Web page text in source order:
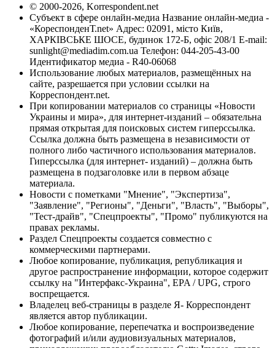
© 2000-2026, Korrespondent.net
Субъект в сфере онлайн-медиа Название онлайн-медиа -
«КореспонденТ.net» Адрес: 02091, місто Київ,
ХАРКІВСЬКЕ ШОСЕ, будинок 172-Б, офіс 208/1 E-mail:
sunlight@mediadim.com.ua Телефон: 044-205-43-00
Идентификатор медиа - R40-06068
Использование любых материалов, размещённых на
сайте, разрешается при условии ссылки на
Корреспондент.net.
При копировании материалов со страницы «Новости
Украины и мира», для интернет-изданий – обязательна
прямая открытая для поисковых систем гиперссылка.
Ссылка должна быть размещена в независимости от
полного либо частичного использования материалов.
Гиперссылка (для интернет- изданий) – должна быть
размещена в подзаголовке или в первом абзаце
материала.
Новости с пометками "Мнение", "Экспертиза",
"Заявление", "Регионы", "Деньги", "Власть", "Выборы",
"Тест-драйв", "Спецпроекты", "Промо" публикуются на
правах рекламы.
Раздел Спецпроекты создается совместно с
коммерческими партнерами.
Любое копирование, публикация, републикация и
другое распространение информации, которое содержит
ссылку на "Интерфакс-Украина", EPA / UPG, строго
воспрещается.
Владелец веб-страницы в разделе Я- Корреспондент
является автор публикации.
Любое копирование, перепечатка и воспроизведение
фотографий и/или аудиовизуальных материалов,